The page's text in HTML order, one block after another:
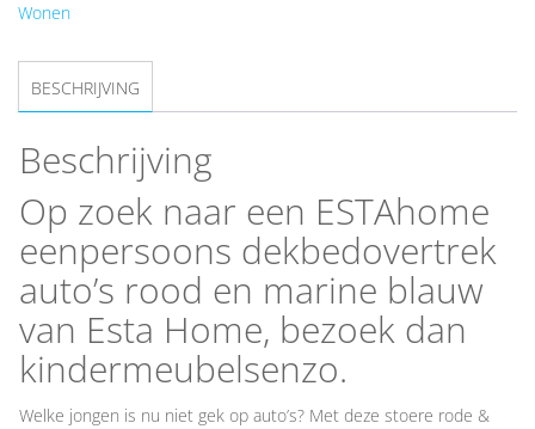
Wonen
BESCHRIJVING
Beschrijving
Op zoek naar een ESTAhome
eenpersoons dekbedovertrek
auto’s rood en marine blauw
van Esta Home, bezoek dan
kindermeubelsenzo.
Welke jongen is nu niet gek op auto’s? Met deze stoere rode &